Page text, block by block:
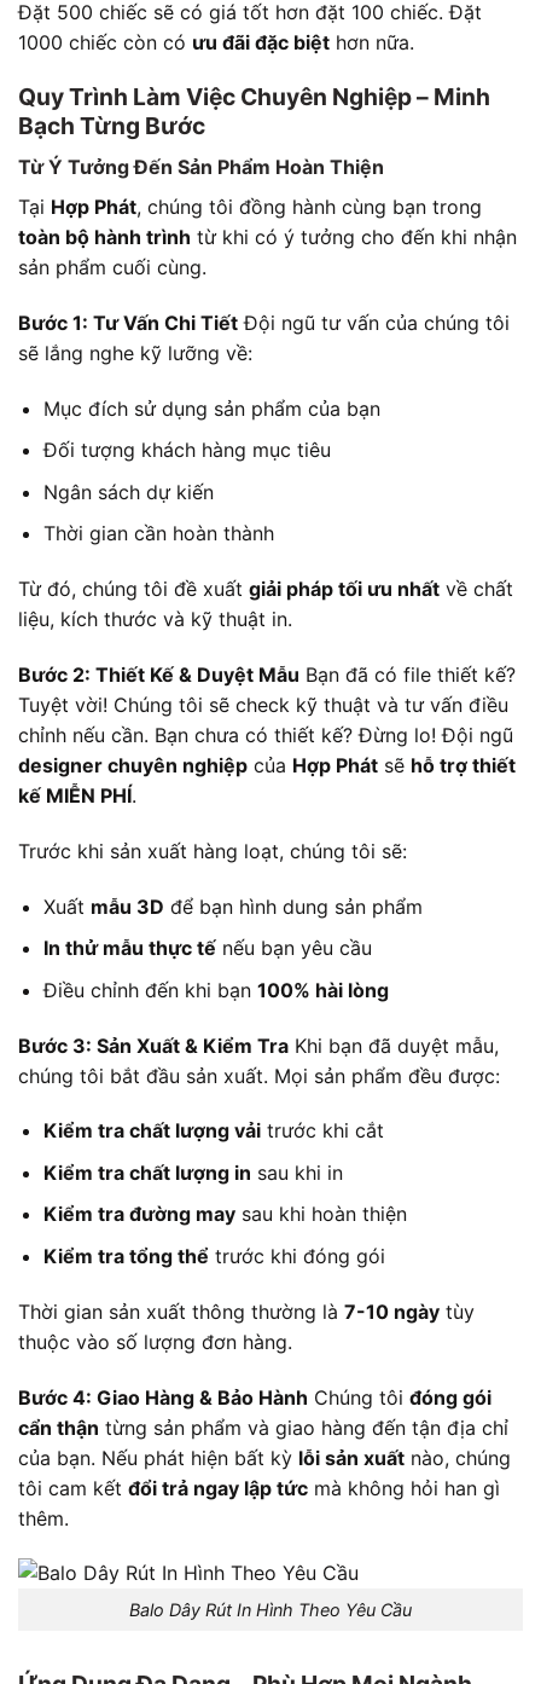
Đặt 500 chiếc sẽ có giá tốt hơn đặt 100 chiếc. Đặt
1000 chiếc còn có ưu đãi đặc biệt hơn nữa.
Quy Trình Làm Việc Chuyên Nghiệp – Minh
Bạch Từng Bước
Từ Ý Tưởng Đến Sản Phẩm Hoàn Thiện
Tại Hợp Phát, chúng tôi đồng hành cùng bạn trong
toàn bộ hành trình từ khi có ý tưởng cho đến khi nhận
sản phẩm cuối cùng.
Bước 1: Tư Vấn Chi Tiết Đội ngũ tư vấn của chúng tôi
sẽ lắng nghe kỹ lưỡng về:
Mục đích sử dụng sản phẩm của bạn
Đối tượng khách hàng mục tiêu
Ngân sách dự kiến
Thời gian cần hoàn thành
Từ đó, chúng tôi đề xuất giải pháp tối ưu nhất về chất
liệu, kích thước và kỹ thuật in.
Bước 2: Thiết Kế & Duyệt Mẫu Bạn đã có file thiết kế?
Tuyệt vời! Chúng tôi sẽ check kỹ thuật và tư vấn điều
chỉnh nếu cần. Bạn chưa có thiết kế? Đừng lo! Đội ngũ
designer chuyên nghiệp của Hợp Phát sẽ hỗ trợ thiết
kế MIỄN PHÍ.
Trước khi sản xuất hàng loạt, chúng tôi sẽ:
Xuất mẫu 3D để bạn hình dung sản phẩm
In thử mẫu thực tếnếu bạn yêu cầu
Điều chỉnh đến khi bạn 100% hài lòng
Bước 3: Sản Xuất & Kiểm Tra Khi bạn đã duyệt mẫu,
chúng tôi bắt đầu sản xuất. Mọi sản phẩm đều được:
Kiểm tra chất lượng vảitrước khi cắt
Kiểm tra chất lượng in sau khi in
Kiểm tra đường maysau khi hoàn thiện
Kiểm tra tổng thể trước khi đóng gói
Thời gian sản xuất thông thường là 7-10 ngày tùy
thuộc vào số lượng đơn hàng.
Bước 4: Giao Hàng & Bảo Hành Chúng tôi đóng gói
cẩn thận từng sản phẩm và giao hàng đến tận địa chỉ
của bạn. Nếu phát hiện bất kỳ lỗi sản xuất nào, chúng
tôi cam kết đổi trả ngay lập tức mà không hỏi han gì
thêm.
Balo Dây Rút In Hình Theo Yêu Cầu